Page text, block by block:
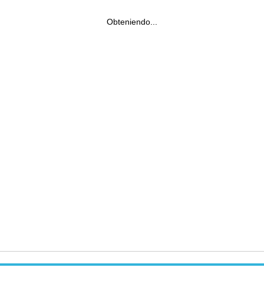
Obteniendo...